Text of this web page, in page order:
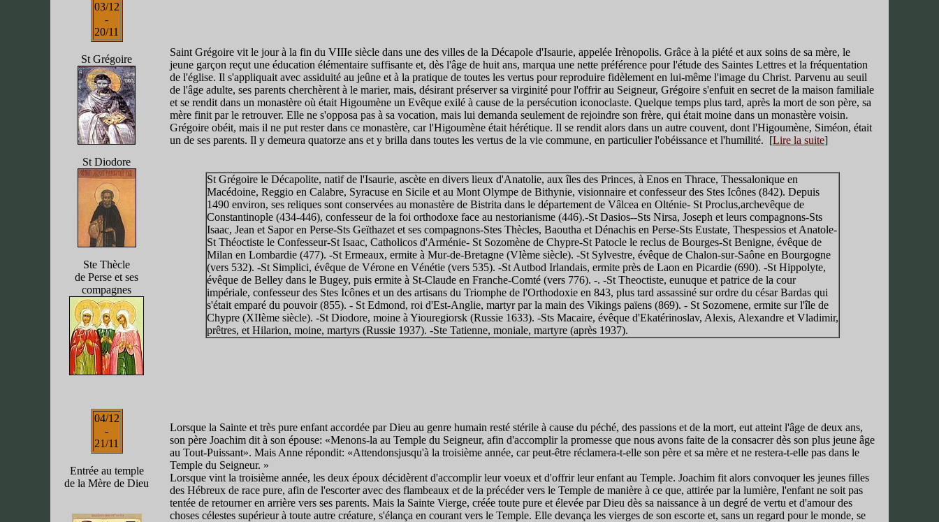
03/12
-
20/11
St Grégoire
St Diodore
Ste Thècle
de Perse et ses
compagnes
Saint Grégoire vit le jour à la fin du VIIIe siècle dans une des villes de la Décapole d'Isaurie, appelée Irènopolis. Grâce à la piété et aux soins de sa mère, le
jeune garçon reçut une éducation élémentaire suffisante et, dès l'âge de huit ans, marqua une nette préférence pour l'étude des Saintes Lettres et la fréquentation
de l'église. Il s'appliquait avec assiduité au jeûne et à la pratique de toutes les vertus pour reproduire fidèlement en lui-même l'image du Christ. Parvenu au seuil
de l'âge adulte, ses parents cherchèrent à le marier, mais, désirant préserver sa virginité pour l'offrir au Seigneur, Grégoire s'enfuit en secret de la maison familiale
et se rendit dans un monastère où était Higoumène un Evêque exilé à cause de la persécution iconoclaste. Quelque temps plus tard, après la mort de son père, sa
mère finit par le retrouver. Elle ne s'opposa pas à sa vocation, mais lui demanda seulement de rejoindre son frère, qui était moine dans un monastère voisin.
Grégoire obéit, mais il ne put rester dans ce monastère, car l'Higoumène était hérétique. Il se rendit alors dans un autre couvent, dont l'Higoumène, Siméon, était
un de ses parents. Il y demeura quatorze ans et y brilla dans toutes les vertus de la vie commune, en particulier l'obéissance et l'humilité. [Lire la suite]
St Grégoire le Décapolite, natif de l'Isaurie, ascète en divers lieux d'Anatolie, aux îles des Princes, à Enos en Thrace, Thessalonique en
Macédoine, Reggio en Calabre, Syracuse en Sicile et au Mont Olympe de Bithynie, visionnaire et confesseur des Stes Icônes (842). Depuis
1490 environ, ses reliques sont conservées au monastère de Bistrita dans le département de Vâlcea en Olténie- St Proclus,archevêque de
Constantinople (434-446), confesseur de la foi orthodoxe face au nestorianisme (446).-St Dasios--Sts Nirsa, Joseph et leurs compagnons-Sts
Isaac, Jean et Sapor en Perse-Sts Geïthazet et ses compagnons-Stes Thècles, Baoutha et Dénachis en Perse-Sts Eustate, Thespessios et Anatole-
St Théoctiste le Confesseur-St Isaac, Catholicos d'Arménie- St Sozomène de Chypre-St Patocle le reclus de Bourges-St Benigne, évêque de
Milan en Lombardie (477). -St Ermeaux, ermite à Mur-de-Bretagne (VIème siècle). -St Sylvestre, évêque de Chalon-sur-Saône en Bourgogne
(vers 532). -St Simplici, évêque de Vérone en Vénétie (vers 535). -St Autbod Irlandais, ermite près de Laon en Picardie (690). -St Hippolyte,
évêque de Belley dans le Bugey, puis ermite à St-Claude en Franche-Comté (vers 776). -. -St Theoctiste, eunuque et patrice de la cour
impériale, confesseur des Stes Icônes et un des artisans du Triomphe de l'Orthodoxie en 843, plus tard assassiné sur ordre du césar Bardas qui
s'était emparé du pouvoir (855). - St Edmond, roi d'Est-Anglie, martyr par la main des Vikings païens (869). - St Sozomene, ermite sur l'île de
Chypre (XIIème siècle). -St Diodore, moine à Yiouregiorsk (Russie 1633). -Sts Macaire, évêque d'Ekatérinoslav, Alexis, Alexandre et Vladimir,
prêtres, et Hilarion, moine, martyrs (Russie 1937). -Ste Tatienne, moniale, martyre (après 1937).
04/12
-
21/11
Entrée au temple
de la Mère de Dieu
Lorsque la Sainte et très pure enfant accordée par Dieu au genre humain resté stérile à cause du péché, des passions et de la mort, eut atteint l'âge de deux ans,
son père Joachim dit à son épouse: «Menons-la au Temple du Seigneur, afin d'accomplir la promesse que nous avons faite de la consacrer dès son plus jeune âge
au Tout-Puissant». Mais Anne répondit: «Attendonsjusqu'à la troisième année, car peut-être réclamera-t-elle son père et sa mère et ne restera-t-elle pas dans le
Temple du Seigneur. »
Lorsque vint la troisième année, les deux époux décidèrent d'accomplir leur voeux et d'offrir leur enfant au Temple. Joachim fit alors convoquer les jeunes filles
des Hébreux de race pure, afin de l'escorter avec des flambeaux et de la précéder vers le Temple de manière à ce que, attirée par la lumière, l'enfant ne soit pas
tentée de retourner en arrière vers ses parents. Mais la Sainte Vierge, créée toute pure et élevée par Dieu dès sa naissance à un degré de vertu et d'amour des
choses célestes supérieur à toute autre créature, s'élança en courant vers le Temple. Elle devança les vierges de son escorte et, sans un regard pour le monde, se